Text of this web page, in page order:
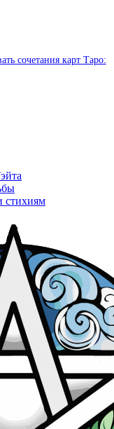
сочетания карт Таро:
стихиям